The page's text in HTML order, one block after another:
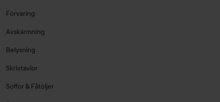
Förvaring
Avskärmning
Belysning
Skrivtavlor
Soffor & Fåtöljer